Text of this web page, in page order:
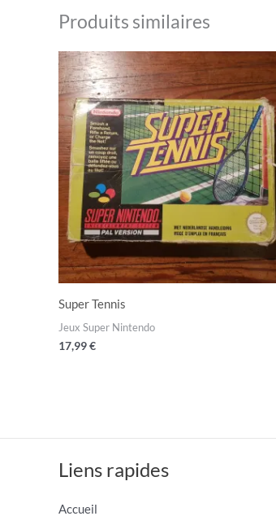
Produits similaires
Super Tennis
Jeux Super Nintendo
17,99€
Liens rapides
Accueil